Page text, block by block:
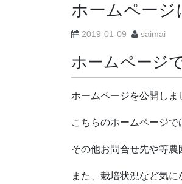
ホームページ
2019-01-09 saimai
ホームページ
ホームページを公開しま
こちらのホームページ
その他お問合せ先や等農
また、栽培状況など気に